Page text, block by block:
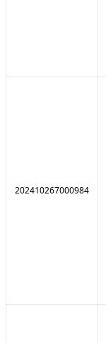
202410267000984